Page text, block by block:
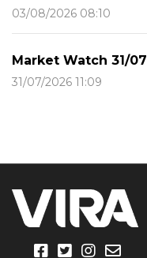
03/08/2026 08:10
Market Watch 31/07
31/07/2026 11:09